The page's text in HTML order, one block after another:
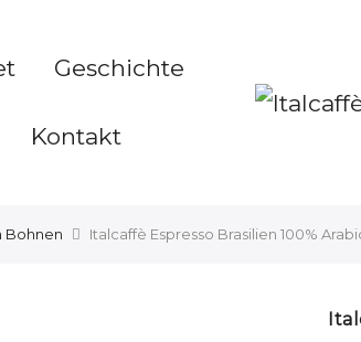
Geschichte
Kontakt
Bohnen Italcaffè Espresso Brasilien 100%